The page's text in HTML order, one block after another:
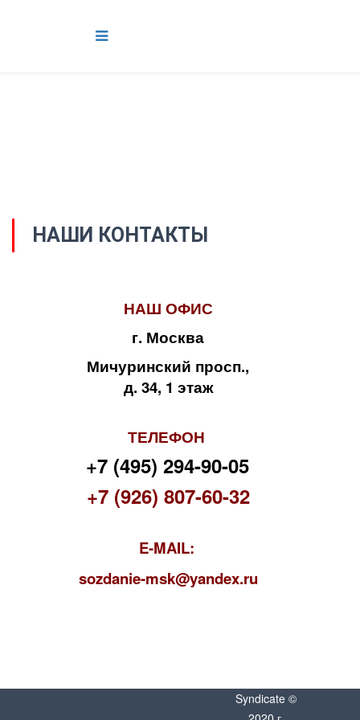
НАШИ КОНТАКТЫ
НАШ ОФИС
г. Москва
Мичуринский просп.,
д. 34, 1 этаж
ТЕЛЕФОН
+7 (495) 294-90-05
+7 (926) 807-60-32
E-MAIL:
sozdanie-msk@yandex.ru
Syndicate ©